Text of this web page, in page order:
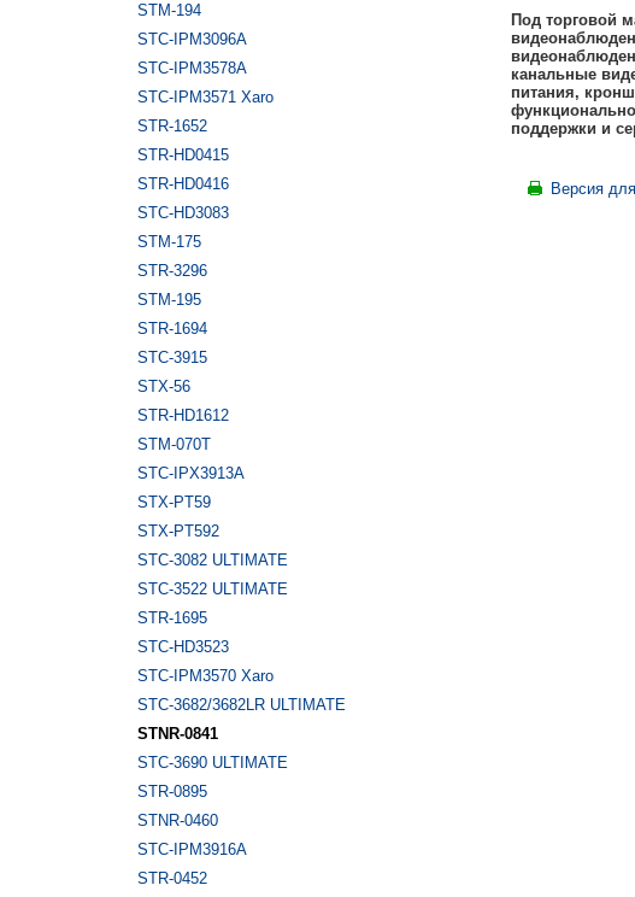
STM-194
STC-IPM3096A
STC-IPM3578A
STC-IPM3571 Xaro
STR-1652
STR-HD0415
STR-HD0416
STC-HD3083
STM-175
STR-3296
STM-195
STR-1694
STC-3915
STX-56
STR-HD1612
STM-070T
STC-IPX3913A
STX-PT59
STX-PT592
STC-3082 ULTIMATE
STC-3522 ULTIMATE
STR-1695
STC-HD3523
STC-IPM3570 Xaro
STC-3682/3682LR ULTIMATE
STNR-0841
STC-3690 ULTIMATE
STR-0895
STNR-0460
STC-IPM3916A
STR-0452
Под торговой
канальные
питания,
поддержки и
Версия